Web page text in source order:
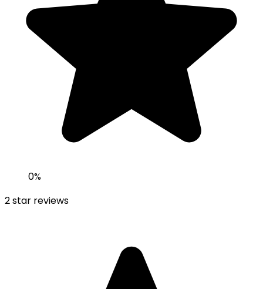
0%
2star reviews